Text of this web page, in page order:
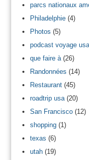
parcs nationaux
Philadelphie(4)
Photos (5)
podcast voyage usa
que faire à(26)
Randonnées (14)
Restaurant(45)
roadtrip usa(20)
San Francisco(12)
shopping(1)
texas (6)
utah(19)